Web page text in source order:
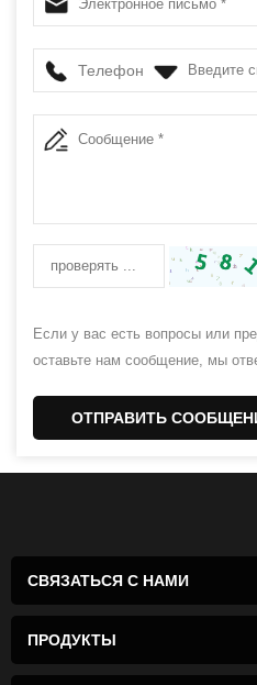
Телефон
Если у вас есть вопросы или
оставьте нам сообщение, мы
ОТПРАВИТЬ
СВЯЗАТЬСЯ С НАМИ
ПРОДУКТЫ